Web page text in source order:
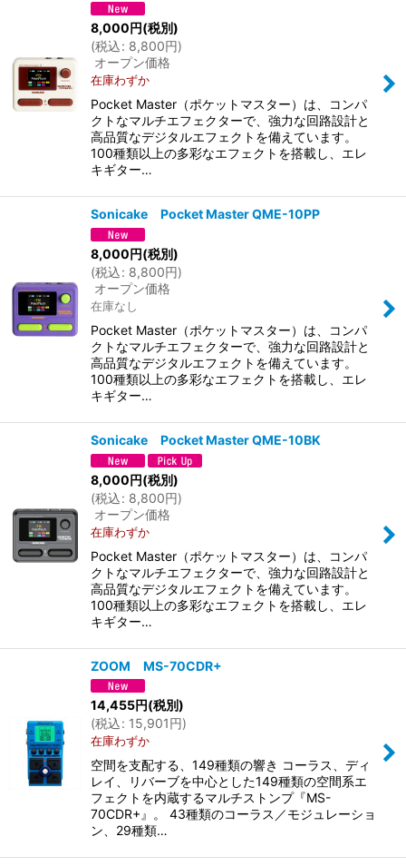
8,000 円(税別)
(税込: 8,800円)
オープン価格
在庫わずか
Pocket Master（ポケットマスター）は、コンパ
クトなマルチエフェクターで、強力な回路設計と
高品質なデジタルエフェクトを備えています。
100種類以上の多彩なエフェクトを搭載し、エレ
キギター…
Sonicake Pocket Master QME-10PP
8,000円(税別)
(税込: 8,800円)
オープン価格
在庫なし
Pocket Master（ポケットマスター）は、コンパ
クトなマルチエフェクターで、強力な回路設計と
高品質なデジタルエフェクトを備えています。
100種類以上の多彩なエフェクトを搭載し、エレ
キギター…
Sonicake Pocket Master QME-10BK
8,000円(税別)
(税込: 8,800円)
オープン価格
在庫わずか
Pocket Master（ポケットマスター）は、コンパ
クトなマルチエフェクターで、強力な回路設計と
高品質なデジタルエフェクトを備えています。
100種類以上の多彩なエフェクトを搭載し、エレ
キギター…
ZOOM MS-70CDR+
14,455円(税別)
(税込: 15,901 円)
在庫わずか
空間を支配する、149種類の響き コーラス、ディ
レイ、リバーブを中心とした149種類の空間系エ
フェクトを内蔵するマルチストンプ『MS-
70CDR+』。 43種類のコーラス／モジュレーショ
ン、29種類…